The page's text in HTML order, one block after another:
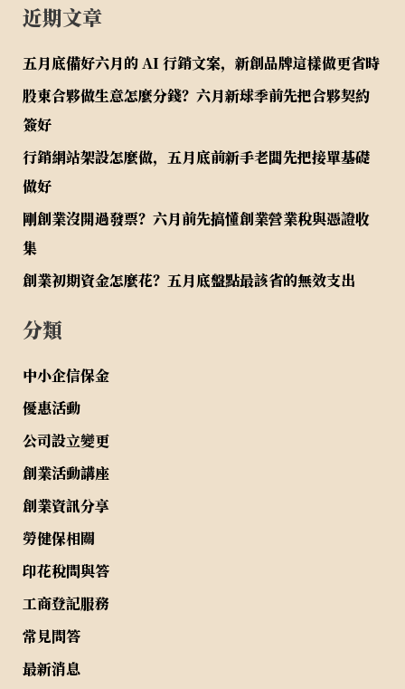
近期文章
五月底備好六月的 AI 行銷文案，新創品牌這樣做更省時
股東合夥做生意怎麼分錢？六月新球季前先把合夥契約
簽好
行銷網站架設怎麼做，五月底前新手老闆先把接單基礎
做好
剛創業沒開過發票？六月前先搞懂創業營業稅與憑證收
集
創業初期資金怎麼花？五月底盤點最該省的無效支出
分類
中小企信保金
優惠活動
公司設立變更
創業活動講座
創業資訊分享
勞健保相關
印花稅問與答
工商登記服務
常見問答
最新消息